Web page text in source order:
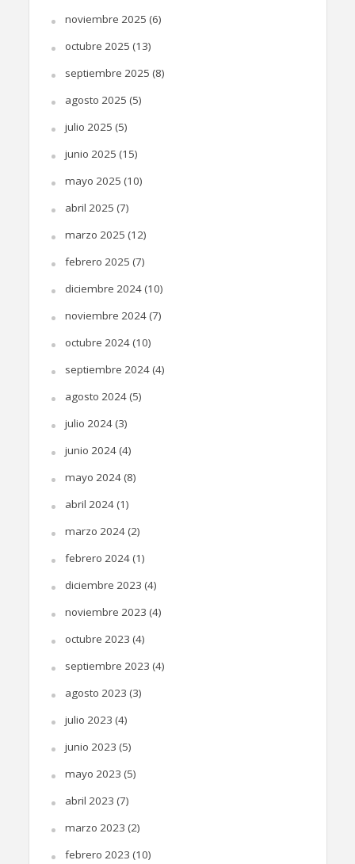
noviembre 2025 (6)
octubre 2025 (13)
septiembre 2025 (8)
agosto 2025 (5)
julio 2025 (5)
junio 2025 (15)
mayo 2025 (10)
abril 2025 (7)
marzo 2025 (12)
febrero 2025 (7)
diciembre 2024(10)
noviembre 2024(7)
octubre 2024(10)
septiembre 2024(4)
agosto 2024(5)
julio 2024(3)
junio 2024(4)
mayo 2024(8)
abril 2024(1)
marzo 2024(2)
febrero 2024(1)
diciembre 2023 (4)
noviembre 2023 (4)
octubre 2023 (4)
septiembre 2023 (4)
agosto 2023 (3)
julio 2023 (4)
junio 2023 (5)
mayo 2023 (5)
abril 2023 (7)
marzo 2023 (2)
febrero 2023 (10)